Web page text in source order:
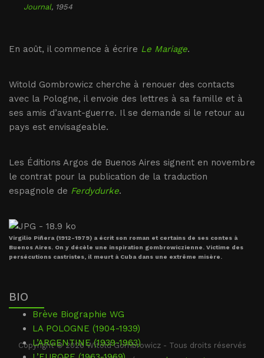
Journal, 1954
En août, il commence à écrire Le Mariage.
Witold Gombrowicz cherche à renouer des contacts
avec la Pologne, il envoie des lettres à sa famille et à
ses amis d’avant-guerre. Il se demande si le retour au
pays est envisageable.
Les Éditions Argos de Buenos Aires signent en novembre
le contrat pour la publication de la traduction
espagnole de Ferdydurke.
Virgilio Piñera (1912-1979) a écrit son roman et certains de ses contes à
Buenos Aires. On y décèle une inspiration gombrowiczienne. Victime des
persécutions castristes, il meurt à Cuba dans une extrême misère.
BIO
Brève Biographie WG
LA POLOGNE (1904-1939)
L’ARGENTINE (1939-1963)
Copyright © 2026 Witold Gombrowicz - Tous droits réservés